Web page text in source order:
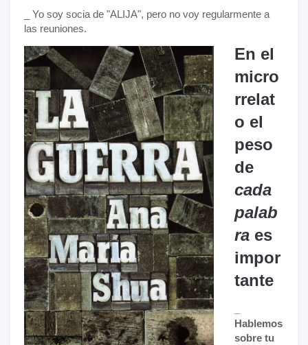
_ Yo soy socia de "ALIJA", pero no voy regularmente a
las reuniones.
En el
micro
rrelat
o el
peso
de
cada
palab
ra es
impor
tante
Hablemos
sobre tu